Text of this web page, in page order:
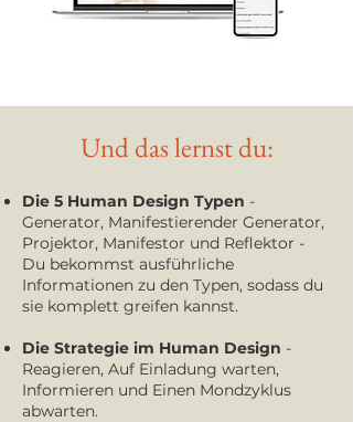
Und das lernst du:
Die 5 Human Design Typen -
Generator, Manifestierender Generator,
Projektor, Manifestor und Reflektor -
Du bekommst ausführliche
Informationen zu den Typen, sodass du
sie komplett greifen kannst.
Die Strategie im Human Design -
Reagieren, Auf Einladung warten,
Informieren und Einen Mondzyklus
abwarten.